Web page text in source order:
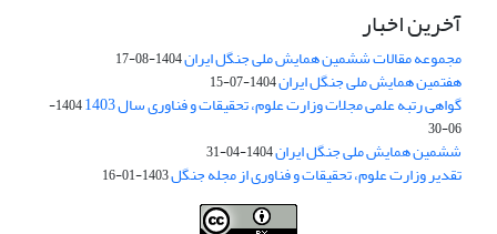
آخرین اخبار
مجموعه مقالات ششمین همایش ملی جنگل ایران1404-08-17
هفتمین همایش ملی جنگل ایران1404-07-15
گواهی رتبه علمی مجلات وزارت علوم، تحقیقات و فناوری سال 1403
1404-
06-30
ششمین همایش ملی جنگل ایران1404-04-31
تقدیر وزارت علوم، تحقیقات و فناوری از مجله جنگل1403-01-16